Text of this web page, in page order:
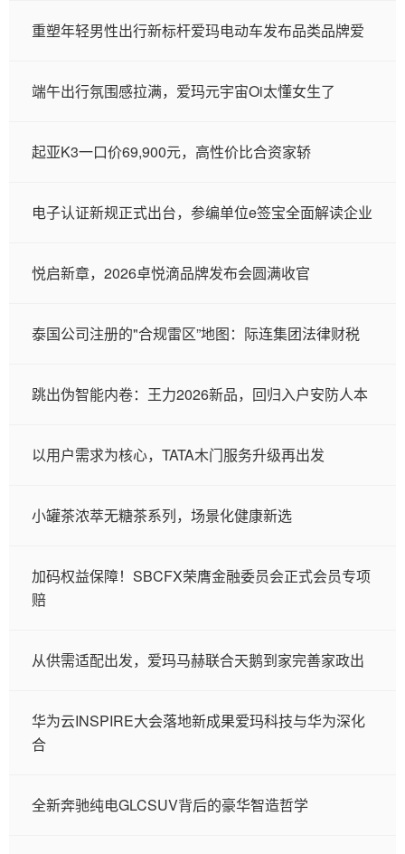
重塑年轻男性出行新标杆爱玛电动车发布品类品牌爱
端午出行氛围感拉满，爱玛元宇宙Oi太懂女生了
起亚K3一口价69,900元，高性价比合资家轿
电子认证新规正式出台，参编单位e签宝全面解读企业
悦启新章，2026卓悦滴品牌发布会圆满收官
泰国公司注册的"合规雷区”地图：际连集团法律财税
跳出伪智能内卷：王力2026新品，回归入户安防人本
以用户需求为核心，TATA木门服务升级再出发
小罐茶浓萃无糖茶系列，场景化健康新选
加码权益保障！SBCFX荣膺金融委员会正式会员专项
赔
从供需适配出发，爱玛马赫联合天鹅到家完善家政出
华为云INSPIRE大会落地新成果爱玛科技与华为深化
合
全新奔驰纯电GLCSUV背后的豪华智造哲学